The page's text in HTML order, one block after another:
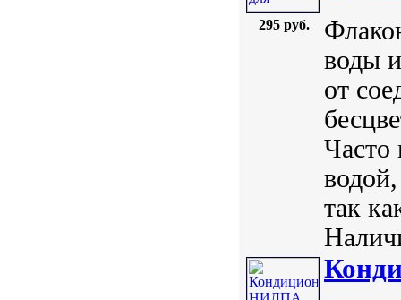
295 руб.
воды
от
Часто
так